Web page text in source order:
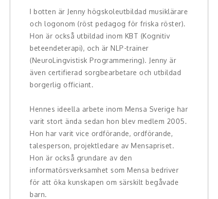
Hälsa, friskvård
Innovation, kreativitet, entreprenörskap,
intraprenörskap
Ledarskap, medarbetarskap, HR
Miljö, hållbar utveckling
Målsättning, motivation, attityd
Mångfald och integration
Omvärld, politik, juridik
Inspelat 45 max min: Enligt överenskommelse mellan
kunden och Jenny sätter hon ihop föreläsningen och
skickar den några dagar innan. Då kan kunden titta
igenom den och eventuellt ha önskemål om någon
ändring.
Det här upplägget är väldigt tryggt för både kund och
föreläsare. 100% nöjdhet säkrad.
I botten är Jenny högskoleutbildad musiklärare
och logonom (röst pedagog för friska röster).
Hon är också utbildad inom KBT (Kognitiv
beteendeterapi), och är NLP-trainer
(NeuroLingvistisk Programmering). Jenny är
även certifierad sorgbearbetare och utbildad
borgerlig officiant.
Hennes ideella arbete inom Mensa Sverige har
varit stort ända sedan hon blev medlem 2005.
Hon har varit vice ordförande, ordförande,
talesperson, projektledare av Mensapriset.
Hon är också grundare av den
informatörsverksamhet som Mensa bedriver
för att öka kunskapen om särskilt begåvade
barn.